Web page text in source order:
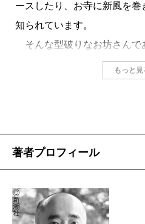
ースしたり、お寺に新風を
知られています。
そんな型破りなお坊さんで
事情あって7年前に離婚。以
葬儀直前のオネショに悪戦苦
を守るためにがんばるシング
古臭い仏教界のジェンダーギ
もっと見
著者プロフィール